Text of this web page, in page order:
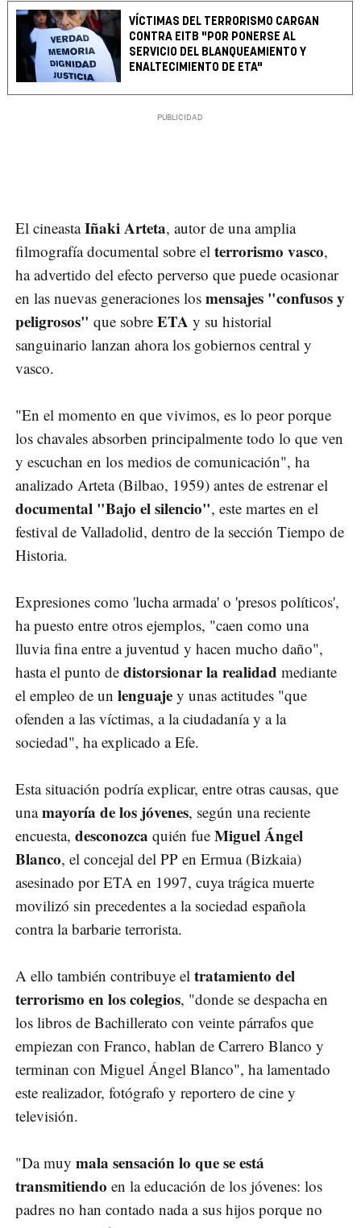
VÍCTIMAS DEL TERRORISMO CARGAN
CONTRA EITB "POR PONERSE AL
SERVICIO DEL BLANQUEAMIENTO Y
ENALTECIMIENTO DE ETA"
El cineastaIñaki Arteta, autor de una amplia
filmografía documental sobre el terrorismo vasco,
ha advertido del efecto perverso que puede ocasionar
en las nuevas generaciones los mensajes "confusos y
peligrosos" que sobre ETA y su historial
sanguinario lanzan ahora los gobiernos central y
vasco.
"En el momento en que vivimos, es lo peor porque
los chavales absorben principalmente todo lo que ven
y escuchan en los medios de comunicación", ha
analizado Arteta (Bilbao, 1959) antes de estrenar el
documental "Bajo el silencio", este martes en el
festival de Valladolid, dentro de la sección Tiempo de
Historia.
Expresiones como 'lucha armada' o 'presos políticos',
ha puesto entre otros ejemplos, "caen como una
lluvia fina entre a juventud y hacen mucho daño",
hasta el punto de distorsionar la realidad mediante
el empleo de un lenguaje y unas actitudes "que
ofenden a las víctimas, a la ciudadanía y a la
sociedad", ha explicado a Efe.
Esta situación podría explicar, entre otras causas, que
unamayoría de los jóvenes, según una reciente
encuesta, desconozca quién fue Miguel Ángel
Blanco, el concejal del PP en Ermua (Bizkaia)
asesinado por ETA en 1997, cuya trágica muerte
movilizó sin precedentes a la sociedad española
contra la barbarie terrorista.
A ello también contribuye el tratamiento del
terrorismo en los colegios, "donde se despacha en
los libros de Bachillerato con veinte párrafos que
empiezan con Franco, hablan de Carrero Blanco y
terminan con Miguel Ángel Blanco", ha lamentado
este realizador, fotógrafo y reportero de cine y
televisión.
"Da muy mala sensación lo que se está
transmitiendo en la educación de los jóvenes: los
padres no han contado nada a sus hijos porque no